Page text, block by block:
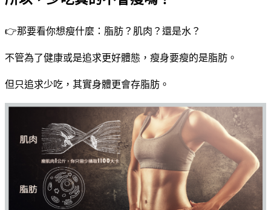
👉那要看你想瘦什麼：脂肪？肌肉？還是水？
不管為了健康或是追求更好體態，瘦身要瘦的是脂肪。
但只追求少吃，其實身體更會存脂肪。